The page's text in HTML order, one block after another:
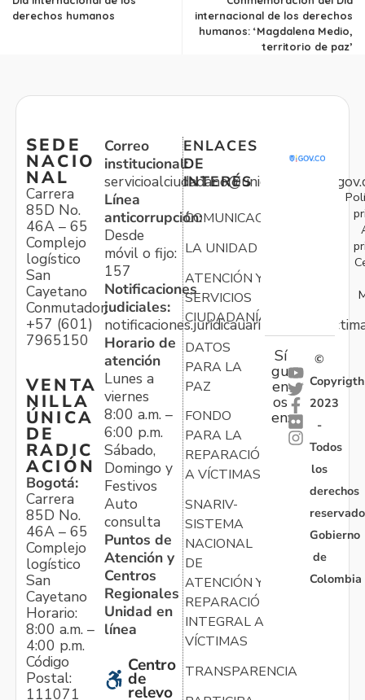
derechos humanos
internacional de los derechos
humanos: ‘Magdalena Medio,
territorio de paz’
SEDE
NACIO
NAL
Carrera
85D No.
46A – 65
Complejo
logístico
San
Cayetano
Conmutador:
+57 (601)
7965150
VENTA
NILLA
ÚNICA
DE
RADIC
ACIÓN
Bogotá:
Carrera
85D No.
46A – 65
Complejo
logístico
San
Cayetano
Horario:
8:00 a.m. –
4:00 p.m.
Código
Postal:
111071
Correo
institucional:
Línea
anticorrupción:
Desde
móvil o fijo:
157
Notificaciones
judiciales:
Horario de
atención
Lunes a
viernes
8:00 a.m. –
6:00 p.m.
Sábado,
Domingo y
Festivos
Auto
consulta
Puntos de
Atención y
Centros
Regionales
Unidad en
línea
Centro
de
relevo
ENLACES
DE
INTERÉS
COMUNICACIONES
LA UNIDAD
ATENCIÓN Y
SERVICIOS
CIUDADANÍA
DATOS
PARA LA
PAZ
FONDO
PARA LA
REPARACIÓN
A VÍCTIMAS
SNARIV-
SISTEMA
NACIONAL
DE
ATENCIÓN Y
REPARACIÓN
INTEGRAL A
VÍCTIMAS
TRANSPARENCIA
Sí
gu
en
os
en:
©
Copyrigth
2023
-
Todos
los
derechos
Gobierno
de
Colombia